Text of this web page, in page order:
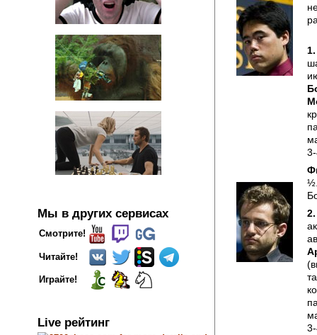
Мы в других сервисах
Смотрите!
Читайте!
Играйте!
Live рейтинг
1.
2.